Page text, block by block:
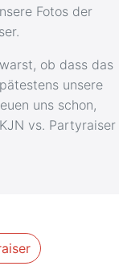
Fotos der
ob dass das
unsere
uns schon,
vs. Partyraiser